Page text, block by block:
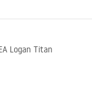
Logan Titan